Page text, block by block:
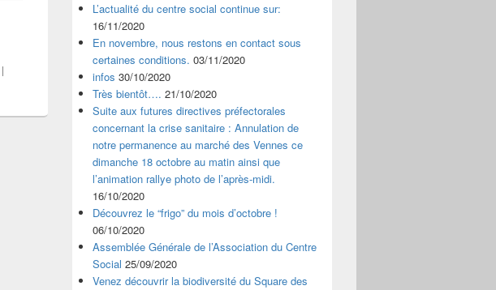
|
L’actualité du centre social continue sur:
16/11/2020
En novembre, nous restons en contact sous
certaines conditions. 03/11/2020
infos 30/10/2020
Très bientôt…. 21/10/2020
Suite aux futures directives préfectorales
concernant la crise sanitaire : Annulation de
notre permanence au marché des Vennes ce
dimanche 18 octobre au matin ainsi que
l’animation rallye photo de l’après-midi.
16/10/2020
Découvrez le “frigo” du mois d’octobre !
06/10/2020
Assemblée Générale de l’Association du Centre
Social 25/09/2020
Venez découvrir la biodiversité du Square des